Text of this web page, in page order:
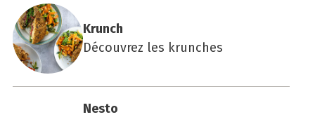
Krunch
Découvrez les krunches
Nes­to